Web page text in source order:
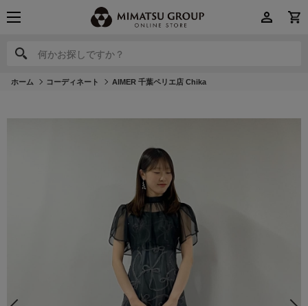
何かお探しですか？
何かお探しですか？
ホーム コーディネート AIMER 千葉ペリエ店 Chika